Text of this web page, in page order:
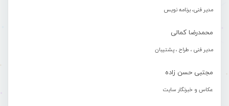
مدیر فنی، برنامه نویس
محمدرضا کمالی
مدیر فنی ، طراح ، پشتیبان
مجتبی حسن زاده
عکاس و خبرنگار سایت